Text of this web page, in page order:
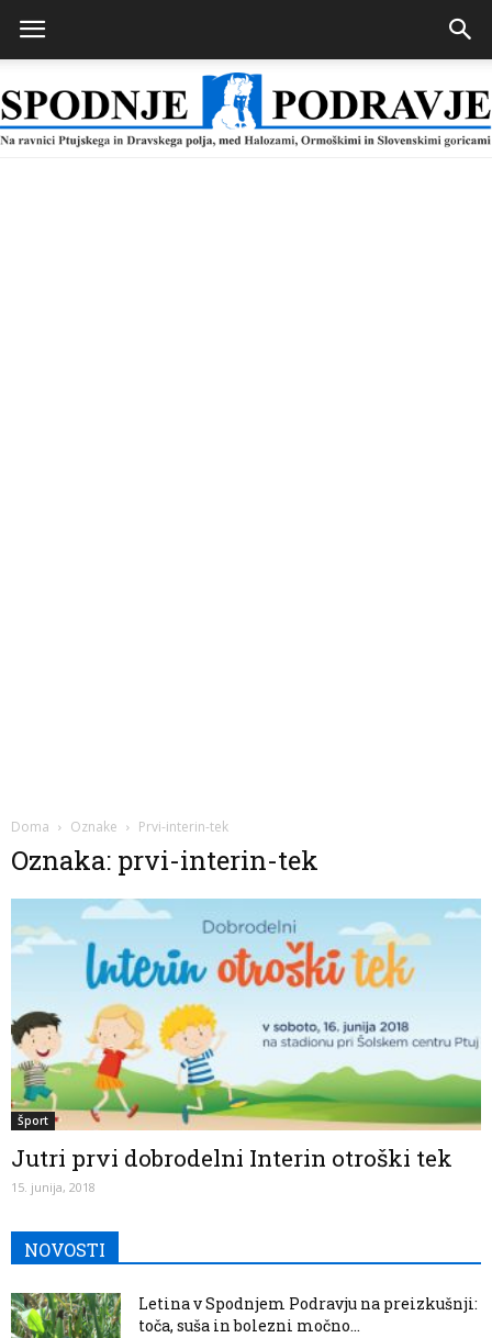
Doma Oznake Prvi-interin-tek
Oznaka: prvi-interin-tek
Šport
Jutri prvi dobrodelni Interin otroški tek
15. junija, 2018
NOVOSTI
Letina v Spodnjem Podravju na preizkušnji:
toča, suša in bolezni močno...